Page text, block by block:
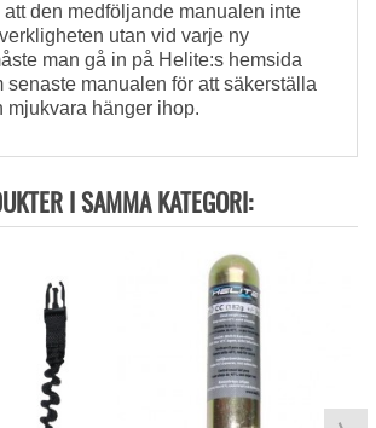
att den medföljande manualen inte
utan vid varje ny
man gå in på Helite:s hemsida
senaste manualen för att säkerställa
mjukvara hänger ihop.
I SAMMA KATEGORI: